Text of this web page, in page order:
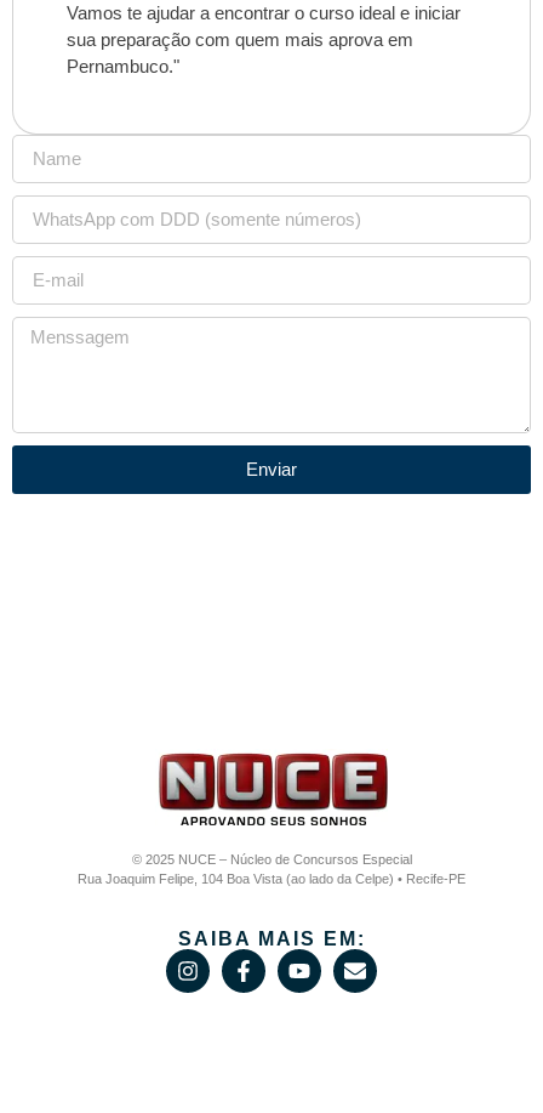
Vamos te ajudar a encontrar o curso ideal e iniciar
sua preparação com quem mais aprova em
Pernambuco."
Enviar
© 2025 NUCE – Núcleo de Concursos Especial
Rua Joaquim Felipe, 104 Boa Vista (ao lado da Celpe) • Recife-PE
SAIBA MAIS EM: